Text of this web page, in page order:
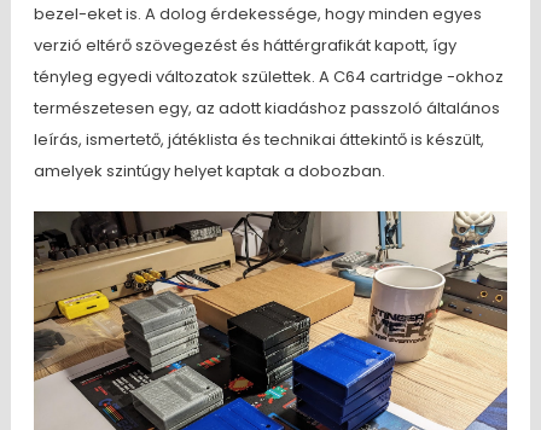
bezel-eket is. A dolog érdekessége, hogy minden egyes
verzió eltérő szövegezést és háttérgrafikát kapott, így
tényleg egyedi változatok születtek. A C64 cartridge -okhoz
természetesen egy, az adott kiadáshoz passzoló általános
leírás, ismertető, játéklista és technikai áttekintő is készült,
amelyek szintúgy helyet kaptak a dobozban.